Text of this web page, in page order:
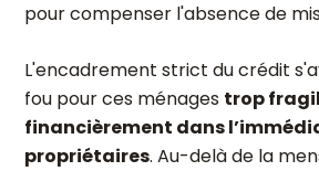
pour compenser l'absence de
L'encadrement strict du crédit
fou pour ces ménages trop
financièrement dans
propriétaires. Au-delà de la